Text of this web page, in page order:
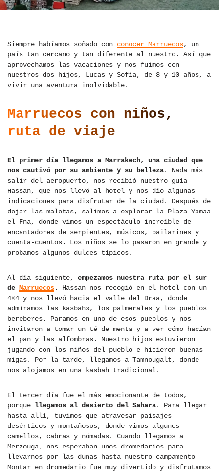
Siempre habíamos soñado con conocer Marruecos, un
país tan cercano y tan diferente al nuestro. Así que
aprovechamos las vacaciones y nos fuimos con
nuestros dos hijos, Lucas y Sofía, de 8 y 10 años, a
vivir una aventura inolvidable.
Marruecos con niños,
ruta de viaje
El primer día llegamos a Marrakech, una ciudad que
nos cautivó por su ambiente y su belleza. Nada más
salir del aeropuerto, nos recibió nuestro guía
Hassan, que nos llevó al hotel y nos dio algunas
indicaciones para disfrutar de la ciudad. Después de
dejar las maletas, salimos a explorar la Plaza Yamaa
el Fna, donde vimos un espectáculo increíble de
encantadores de serpientes, músicos, bailarines y
cuenta-cuentos. Los niños se lo pasaron en grande y
probamos algunos dulces típicos.
Al día siguiente, empezamos nuestra ruta por el sur
de Marruecos. Hassan nos recogió en el hotel con un
4×4 y nos llevó hacia el valle del Draa, donde
admiramos las kasbahs, los palmerales y los pueblos
bereberes. Paramos en uno de esos pueblos y nos
invitaron a tomar un té de menta y a ver cómo hacían
el pan y las alfombras. Nuestro hijos estuvieron
jugando con los niños del pueblo e hicieron buenas
migas. Por la tarde, llegamos a Tamnougalt, donde
nos alojamos en una kasbah tradicional.
El tercer día fue el más emocionante de todos,
porque llegamos al desierto del Sahara. Para llegar
hasta allí, tuvimos que atravesar paisajes
desérticos y montañosos, donde vimos algunos
camellos, cabras y nómadas. Cuando llegamos a
Merzouga, nos esperaban unos dromedarios para
llevarnos por las dunas hasta nuestro campamento.
Montar en dromedario fue muy divertido y disfrutamos